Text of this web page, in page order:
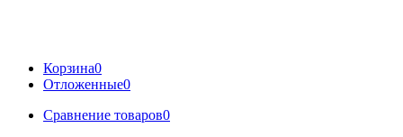
Корзина0
Отложенные0
Сравнение товаров0